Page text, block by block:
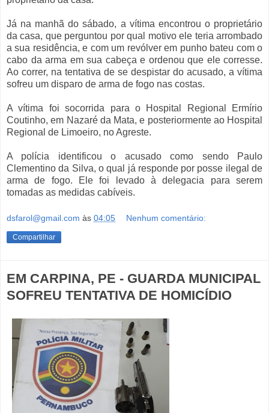
Já na manhã do sábado, a vítima encontrou o proprietário
da casa, que perguntou por qual motivo ele teria arrombado
a sua residência, e com um revólver em punho bateu com o
cabo da arma em sua cabeça e ordenou que ele corresse.
Ao correr, na tentativa de se despistar do acusado, a vítima
sofreu um disparo de arma de fogo nas costas.
A vítima foi socorrida para o Hospital Regional Ermírio
Coutinho, em Nazaré da Mata, e posteriormente ao Hospital
Regional de Limoeiro, no Agreste.
A polícia identificou o acusado como sendo Paulo
Clementino da Silva, o qual já responde por posse ilegal de
arma de fogo. Ele foi levado à delegacia para serem
tomadas as medidas cabíveis.
dsfarol@gmail.com às 04:05 Nenhum comentário:
Compartilhar
EM CARPINA, PE - GUARDA MUNICIPAL
SOFREU TENTATIVA DE HOMICÍDIO